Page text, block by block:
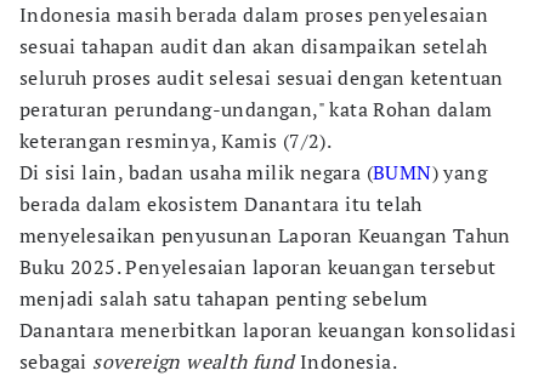
Indonesia masih berada dalam proses penyelesaian
sesuai tahapan audit dan akan disampaikan setelah
seluruh proses audit selesai sesuai dengan ketentuan
peraturan perundang-undangan," kata Rohan dalam
keterangan resminya, Kamis (7/2).
Di sisi lain, badan usaha milik negara (BUMN) yang
berada dalam ekosistem Danantara itu telah
menyelesaikan penyusunan Laporan Keuangan Tahun
Buku 2025. Penyelesaian laporan keuangan tersebut
menjadi salah satu tahapan penting sebelum
Danantara menerbitkan laporan keuangan konsolidasi
sebagai sovereign wealth fundIndonesia.